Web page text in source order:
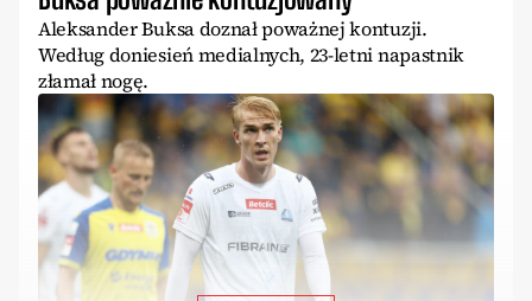
Aleksander Buksa doznał poważnej kontuzji.
Według doniesień medialnych, 23-letni napastnik
złamał nogę.